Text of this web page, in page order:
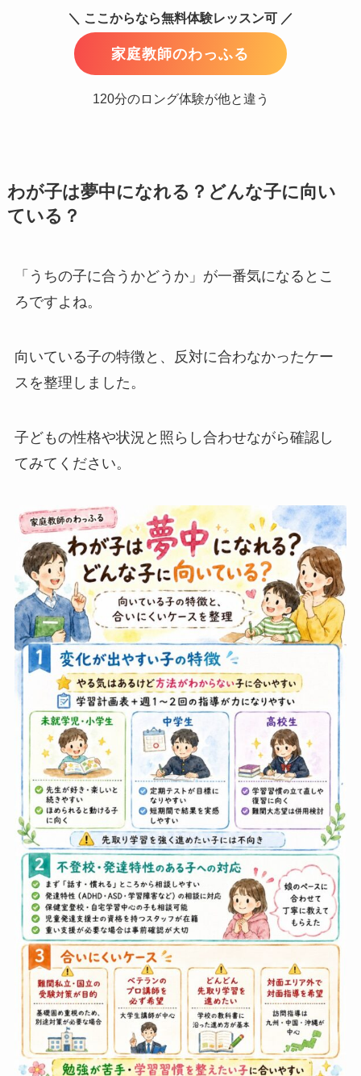
＼ ここからなら無料体験レッスン可 ／
家庭教師のわっふる
120分のロング体験が他と違う
わが子は夢中になれる？どんな子に向い
ている？
「うちの子に合うかどうか」が一番気になるとこ
ろですよね。
向いている子の特徴と、反対に合わなかったケー
スを整理しました。
子どもの性格や状況と照らし合わせながら確認し
てみてください。